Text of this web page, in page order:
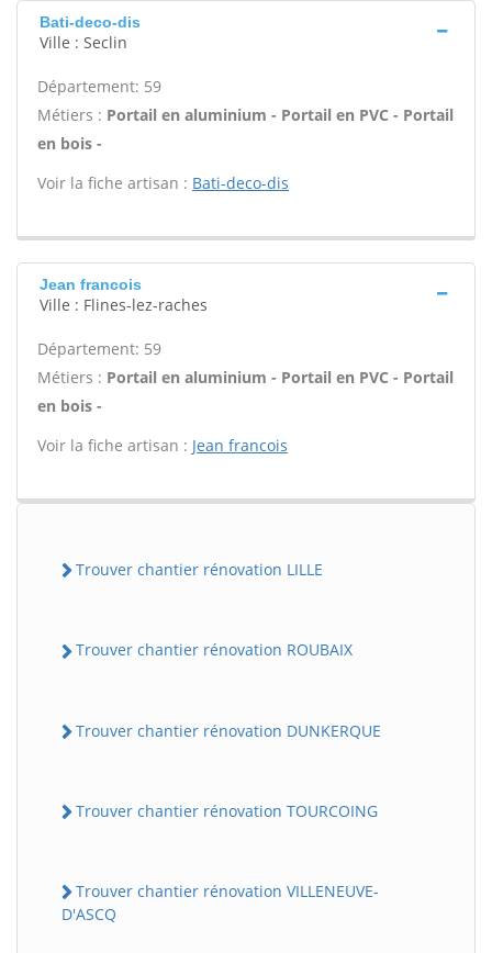
Bati-deco-dis
Ville : Seclin
Département: 59
Métiers : Portail en aluminium - Portail en PVC - Portail
en bois -
Voir la fiche artisan : Bati-deco-dis
Jean francois
Ville : Flines-lez-raches
Département: 59
Métiers : Portail en aluminium - Portail en PVC - Portail
en bois -
Voir la fiche artisan : Jean francois
Trouver chantier rénovation LILLE
Trouver chantier rénovation ROUBAIX
Trouver chantier rénovation DUNKERQUE
Trouver chantier rénovation TOURCOING
Trouver chantier rénovation VILLENEUVE-
D'ASCQ